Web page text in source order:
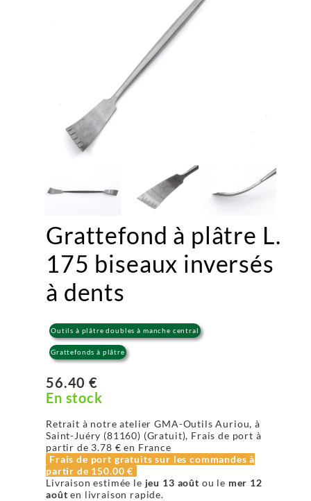
Grattefond à plâtre L.
175 biseaux inversés
à dents
Outils à plâtre doubles à manche central
Grattefonds à plâtre
56.40 €
En stock
Retrait à notre atelier GMA-Outils Auriou, à
Saint-Juéry (81160) (Gratuit), Frais de port à
partir de 3.78 € en France
Frais de port gratuits sur les commandes à
partir de 150.00 €
Livraison estimée le jeu 13 août ou le mer 12
août en livraison rapide.